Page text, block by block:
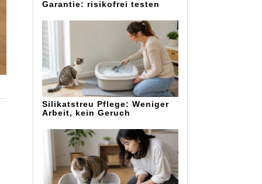
Garantie: risikofrei testen
Silikatstreu Pflege: Weniger
Arbeit, kein Geruch